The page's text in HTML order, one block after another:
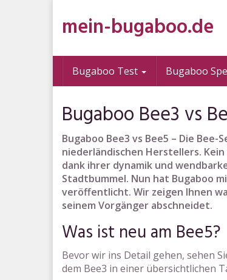
mein-bugaboo.de
Bugaboo Test Bugaboo
Bugaboo Bee3 vs
Bugaboo Bee3 vs Bee5 – Die
niederländischen Herstellers.
dank ihrer dynamik und
Stadtbummel. Nun hat Bugaboo
veröffentlicht. Wir zeigen Ihnen
seinem Vorgänger abschneidet.
Was ist neu am Bee5?
Bevor wir ins Detail gehen, sehen
dem Bee3 in einer übersichtlichen